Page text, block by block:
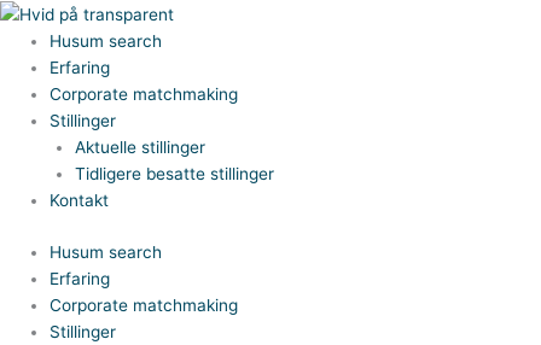
Gå
indholdet
Husum search
Erfaring
Corporate matchmaking
Stillinger
Aktuelle stillinger
Tidligere besatte stillinger
Kontakt
Husum search
Erfaring
Corporate matchmaking
Stillinger